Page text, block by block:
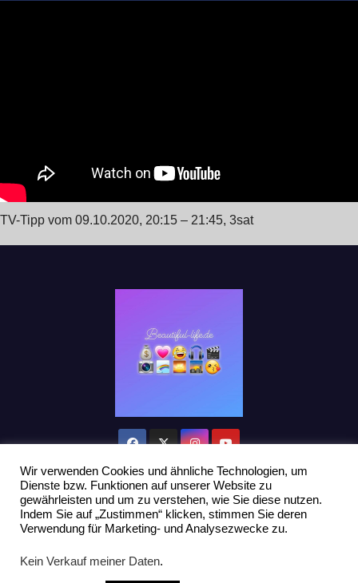
TV-Tipp vom 09.10.2020, 20:15 – 21:45, 3sat
Stolz präsentiert von WordPress|Theme: Newsup vonThemeansar
Home Datenschutzerklärung
Wir verwenden Cookies und ähnliche Technologien, um
Dienste bzw. Funktionen auf unserer Website zu
gewährleisten und um zu verstehen, wie Sie diese nutzen.
Indem Sie auf „Zustimmen“ klicken, stimmen Sie deren
Verwendung für Marketing- und Analysezwecke zu.
Kein Verkauf meiner Daten.